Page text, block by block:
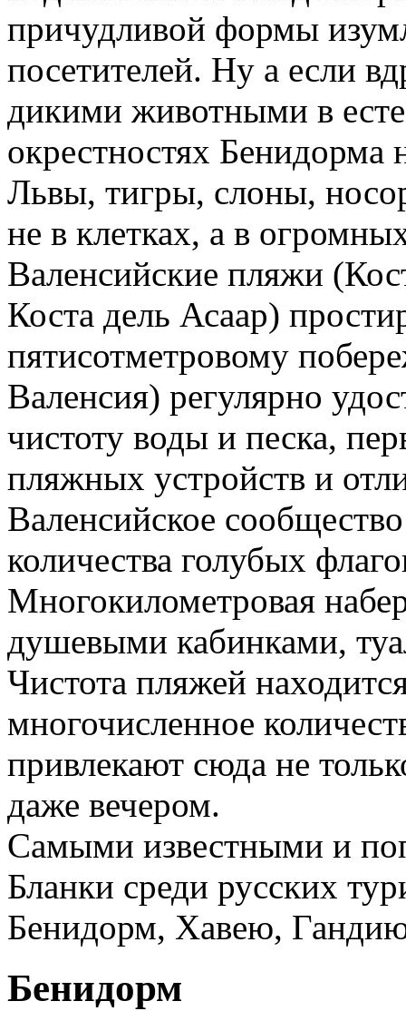
причудливой формы
посетителей. Ну а если
дикими животными в
окрестностях Бенидорма
Львы, тигры, слоны,
не в клетках, а в
Валенсийские пляжи
Коста дель Асаар)
пятисотметровому
Валенсия) регулярно
чистоту воды и песка,
пляжных устройств и
Валенсийское
количества голубых
Многокилометровая
душевыми кабинками,
Чистота пляжей
многочисленное
привлекают сюда не
даже вечером.
Самыми известными и
Бланки среди русских
Бенидорм, Хавею,
Бенидорм